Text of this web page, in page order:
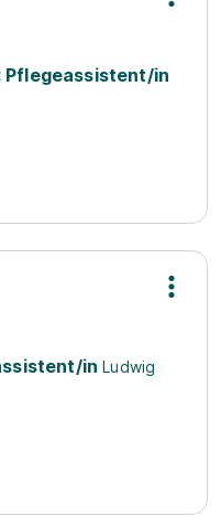
Pflegeassistent/in
in Ludwig